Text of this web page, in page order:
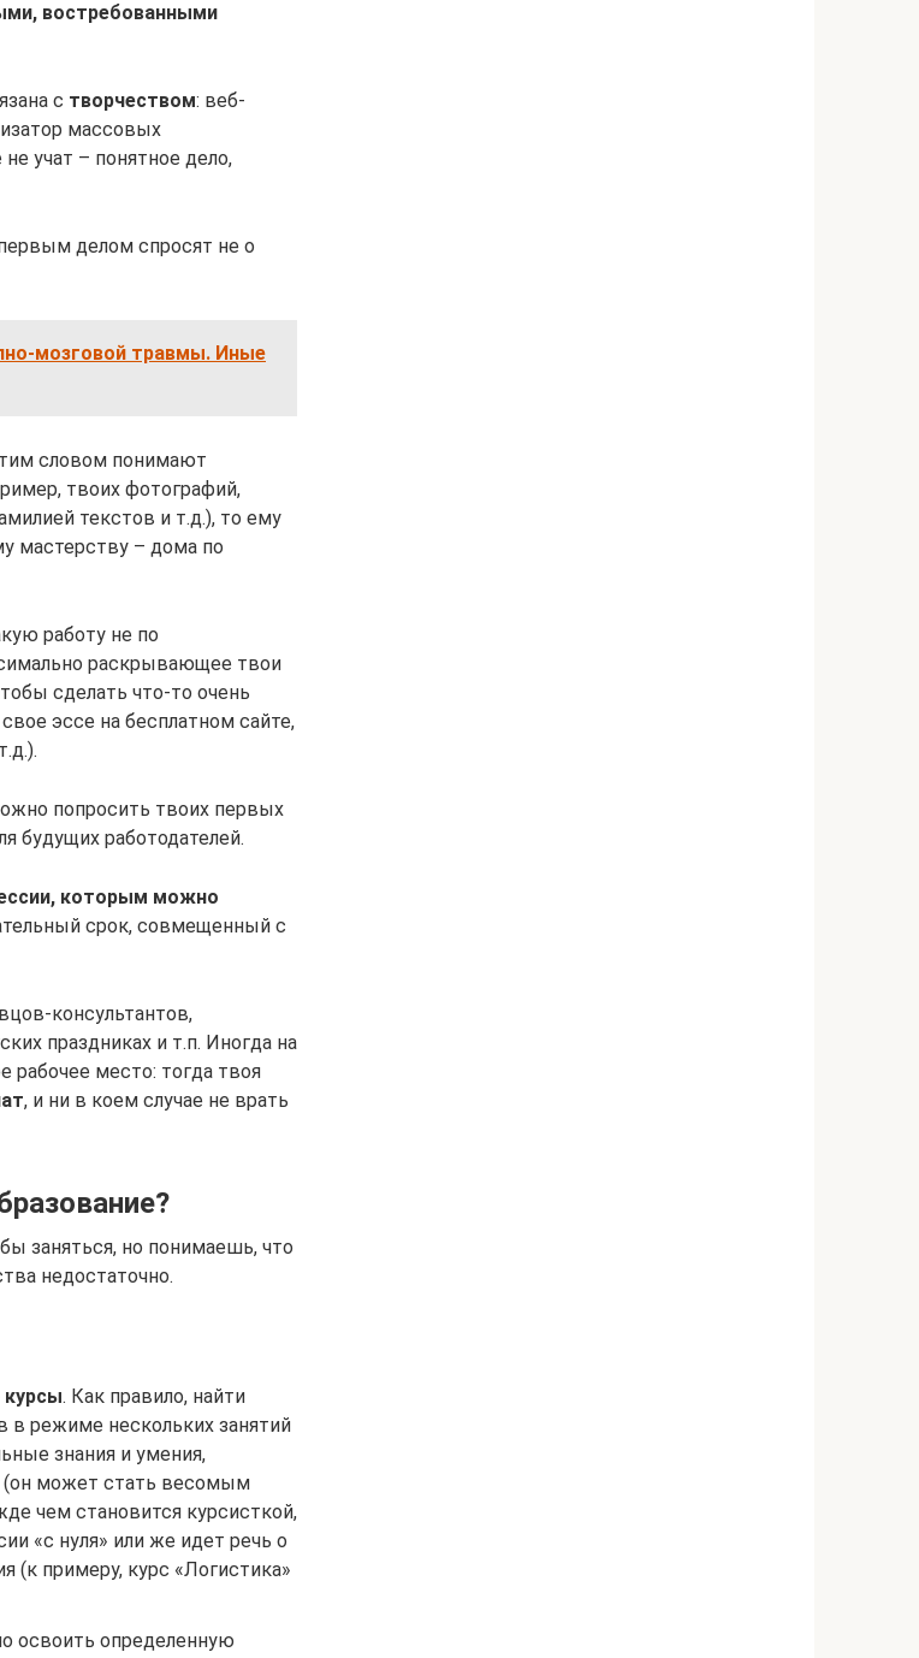
востребованными
с творчеством: веб-
массовых
учат – понятное дело,
делом спросят не о
мозговой травмы. Иные
словом понимают
твоих фотографий,
текстов и т.д.), то ему
мастерству – дома по
работу не по
раскрывающее твои
сделать что-то очень
эссе на бесплатном сайте,
попросить твоих первых
будущих работодателей.
которым можно
срок, совмещенный с
консультантов,
праздниках и т.п. Иногда на
рабочее место: тогда твоя
, и ни в коем случае не врать
заняться, но понимаешь, что
недостаточно.
курсы. Как правило, найти
в режиме нескольких занятий
знания и умения,
(он может стать весомым
чем становится курсисткой,
«с нуля» или же идет речь о
(к примеру, курс «Логистика»
освоить определенную